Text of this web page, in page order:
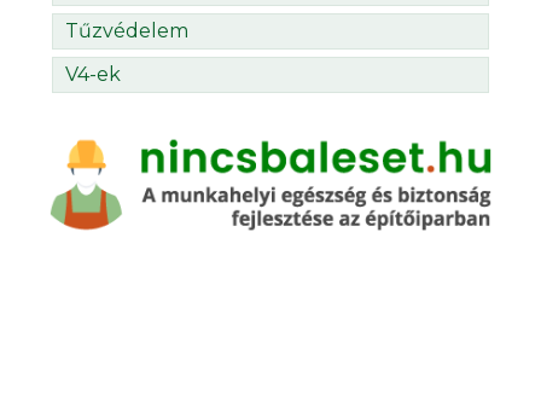
Tűzvédelem
V4-ek